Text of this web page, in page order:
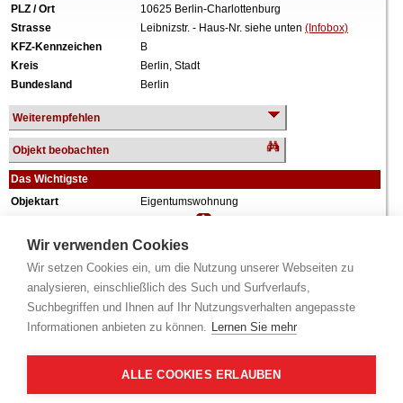
Wir verwenden Cookies
Wir setzen Cookies ein, um die Nutzung unserer Webseiten zu
analysieren, einschließlich des Such und Surfverlaufs,
Suchbegriffen und Ihnen auf Ihr Nutzungsverhalten angepasste
Informationen anbieten zu können. Lernen Sie mehr
ALLE COOKIES ERLAUBEN
PLZ / Ort
10625 Berlin-Charlottenburg
Strasse
Leibnizstr. - Haus-Nr. siehe unten (Infobox)
KFZ-Kennzeichen
B
Kreis
Berlin, Stadt
Bundesland
Berlin
Weiterempfehlen
Objekt beobachten
Das Wichtigste
Objektart
Eigentumswohnung
Wiederholungstermin
Nein
ca. 1902
Grundstück
Wohnfläche
128 m²
Zimmer
4 Zimmer
Weiteres
Anteil: 712/10.000 = 7,12%, Aufteilungsplan Nr.
7, 3. Obergeschoss, links, Küche, Diele, Bad,